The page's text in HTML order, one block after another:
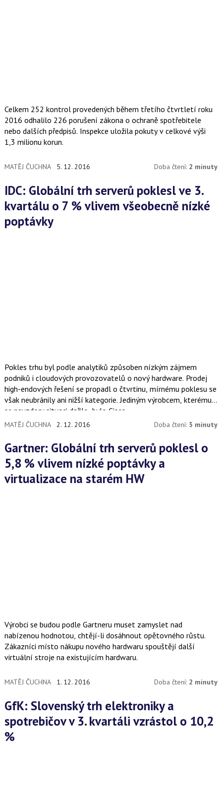
Celkem 252 kontrol provedených během třetího čtvrtletí roku
2016 odhalilo 226 porušení zákona o ochraně spotřebitele
nebo dalších předpisů. Inspekce uložila pokuty v celkové výši
1,3 milionu korun.
MATĚJ ČUCHNA 5. 12. 2016 Doba čtení: 2 minuty
IDC: Globální trh serverů poklesl ve 3.
kvartálu o 7 % vlivem všeobecně nízké
poptávky
Pokles trhu byl podle analytiků způsoben nízkým zájmem
podniků i cloudových provozovatelů o nový hardware. Prodej
high-endových řešení se propadl o čtvrtinu, mírnému poklesu se
však neubránily ani nižší kategorie. Jediným výrobcem, kterému
se navzdory situaci dařilo, bylo Cisco.
MATĚJ ČUCHNA 2. 12. 2016 Doba čtení: 3 minuty
Gartner: Globální trh serverů poklesl o
5,8 % vlivem nízké poptávky a
virtualizace na starém HW
Výrobci se budou podle Gartneru muset zamyslet nad
nabízenou hodnotou, chtějí-li dosáhnout opětovného růstu.
Zákazníci místo nákupu nového hardwaru spouštějí další
virtuální stroje na existujícím hardwaru.
MATĚJ ČUCHNA 1. 12. 2016 Doba čtení: 2 minuty
GfK: Slovenský trh elektroniky a
spotrebičov v 3. kvartáli vzrástol o 10,2
%